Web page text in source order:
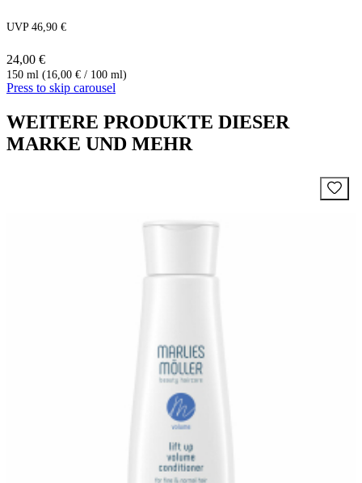
UVP 46,90 €
24,00 €
150 ml (16,00 € / 100 ml)
Press to skip carousel
WEITERE PRODUKTE DIESER
MARKE UND MEHR